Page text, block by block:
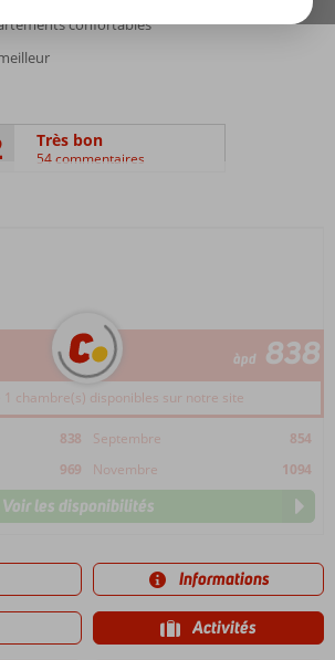
confortables
Très bon
54 commentaires
àpd 838
1 chambre(s) disponibles sur notre site
838 Septembre
854
969 Novembre 1094
Voir les disponibilités
Informations
Activités